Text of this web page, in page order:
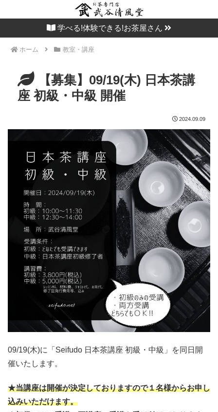
学べる!体験できる!お茶屋さん
ホーム 教室・講座
【募集】09/19(木) 日本茶講
座 初級・中級 開催
2024.09.09
09/19(木)に「Seifudo 日本茶講座 初級・中級」を同日開
催いたします。
★当講座は開催が決定しておりますので１名様からお申し
込みいただけます。